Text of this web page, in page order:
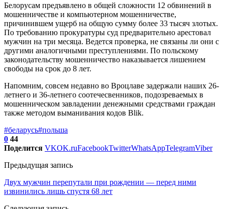
Белорусам предъявлено в общей сложности 12 обвинений в
мошенничестве и компьютерном мошенничестве,
причинившем ущерб на общую сумму более 33 тысяч злотых.
По требованию прокуратуры суд предварительно арестовал
мужчин на три месяца. Ведется проверка, не связаны ли они с
другими аналогичными преступлениями. По польскому
законодательству мошенничество наказывается лишением
свободы на срок до 8 лет.
Напомним, совсем недавно во Вроцлаве задержали наших 26-
летнего и 36-летнего соотечесвенников, подозреваемых в
мошенническом завладении денежными средствами граждан
также методом выманивания кодов Blik.
#беларусь#польша
0 44
Поделится VKOK.ruFacebookTwitterWhatsAppTelegramViber
Предыдущая запись
Двух мужчин перепутали при рождении — перед ними
извинились лишь спустя 68 лет